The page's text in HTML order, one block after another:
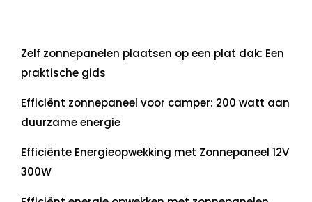
Zelf zonnepanelen plaatsen op een plat dak: Een
praktische gids
Efficiënt zonnepaneel voor camper: 200 watt aan
duurzame energie
Efficiënte Energieopwekking met Zonnepaneel 12V
300W